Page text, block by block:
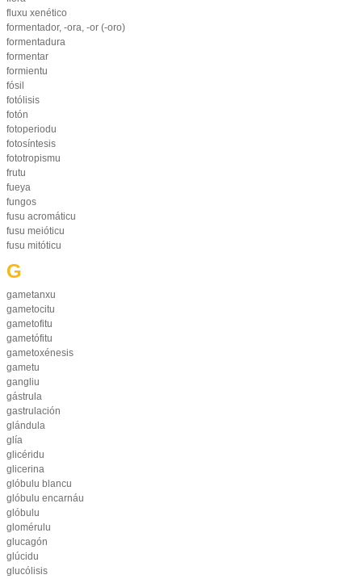
fluxu xenético
formentador, -ora, -or (-oro)
formentadura
formentar
formientu
fósil
fotólisis
fotón
fotoperiodu
fotosíntesis
fototropismu
frutu
fueya
fungos
fusu acromáticu
fusu meióticu
fusu mitóticu
G
gametanxu
gametocitu
gametofitu
gametófitu
gametoxénesis
gametu
gangliu
gástrula
gastrulación
glándula
glía
glicéridu
glicerina
glóbulu blancu
glóbulu encarnáu
glóbulu
glomérulu
glucagón
glúcidu
glucólisis